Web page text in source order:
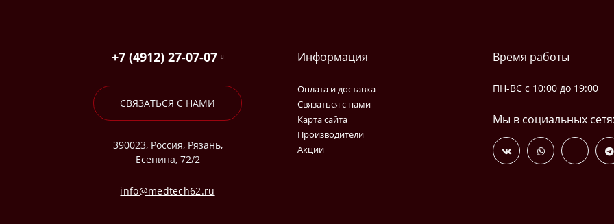
+7 (4912) 27-07-07
СВЯЗАТЬСЯ С НАМИ
390023, Россия, Рязань,
Есенина, 72/2
info@medtech62.ru
Информация
Оплата и доставка
Связаться с нами
Карта сайта
Производители
Акции
Время работы
ПН-ВС с 10:00 до 19:00
Мы в социальных